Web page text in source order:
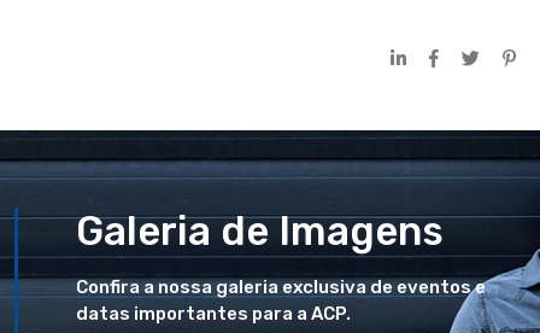
Galeria de Imagens
Confira a nossa galeria exclusiva de eventos e
datas importantes para a ACP.